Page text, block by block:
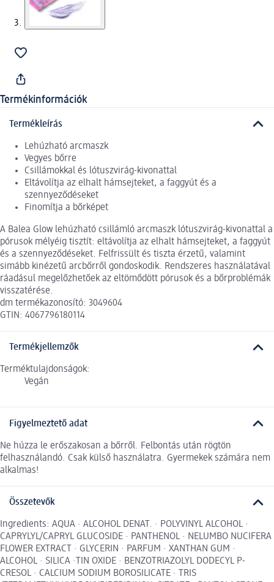
Termékinformációk
Termékleírás
Lehúzható arcmaszk
Vegyes bőrre
Csillámokkal és lótuszvirág-kivonattal
Eltávolítja az elhalt hámsejteket, a faggyút és a
szennyeződéseket
Finomítja a bőrképet
A Balea Glow lehúzható csillámló arcmaszk lótuszvirág-kivonattal a
pórusok mélyéig tisztít: eltávolítja az elhalt hámsejteket, a faggyút
és a szennyeződéseket. Felfrissült és tiszta érzetű, valamint
simább kinézetű arcbőrről gondoskodik. Rendszeres használatával
ráadásul megelőzhetőek az eltömődött pórusok és a bőrproblémák
visszatérése.
dm termékazonosító: 3049604
GTIN: 4067796180114
Termékjellemzők
Terméktulajdonságok:
Vegán
Figyelmeztető adat
Ne húzza le erőszakosan a bőrről. Felbontás után rögtön
felhasználandó. Csak külső használatra. Gyermekek számára nem
alkalmas!
Összetevők
Ingredients: AQUA · ALCOHOL DENAT. · POLYVINYL ALCOHOL ·
CAPRYLYL/CAPRYL GLUCOSIDE · PANTHENOL · NELUMBO NUCIFERA
FLOWER EXTRACT · GLYCERIN · PARFUM · XANTHAN GUM ·
ALCOHOL · SILICA ·TIN OXIDE · BENZOTRIAZOLYL DODECYL P-
CRESOL · CALCIUM SODIUM BOROSILICATE · TRIS